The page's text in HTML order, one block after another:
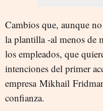
Cambios que, aunque
la plantilla -al menos de
los empleados, que
intenciones del primer
empresaMikhail
confianza.